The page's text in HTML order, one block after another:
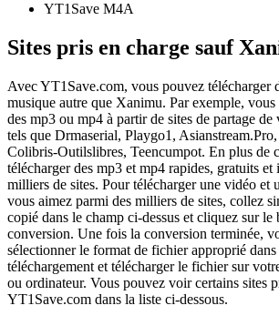
YT1Save M4A
Sites pris en charge sauf
Avec YT1Save.com, vous pouvez télécharger
musique autre que Xanimu. Par exemple,
des mp3 ou mp4 à partir de sites de partage de
tels que Drmaserial, Playgo1,
Colibris-Outilslibres, Teencumpot. En plus de
télécharger des mp3 et mp4 rapides, gratuits
milliers de sites. Pour télécharger une vidéo et
vous aimez parmi des milliers de sites, collez
copié dans le champ ci-dessus et cliquez sur le
conversion. Une fois la conversion terminée,
sélectionner le format de fichier approprié
téléchargement et télécharger le fichier sur
ou ordinateur. Vous pouvez voir certains sites
YT1Save.com dans la liste ci-dessous.